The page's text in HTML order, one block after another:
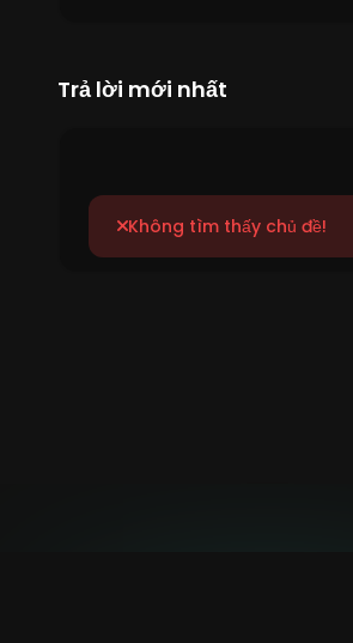
Trả lời mới nhất
Không tìm thấy chủ đề!